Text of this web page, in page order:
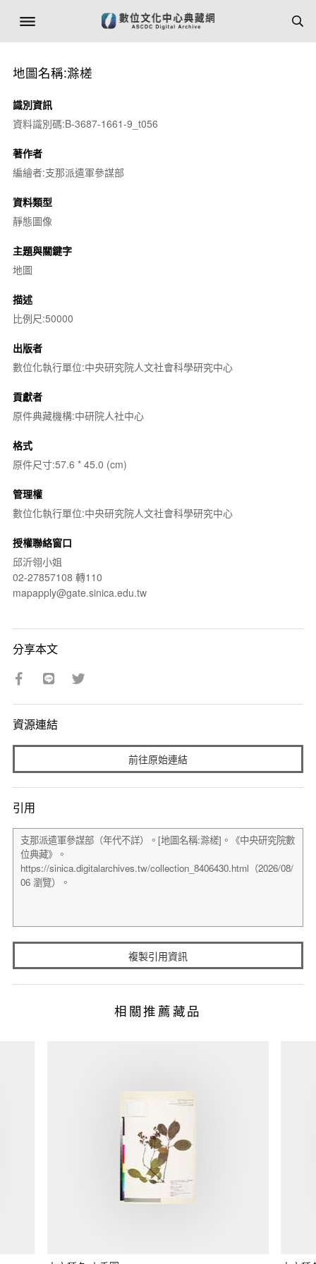
地圖名稱:滁槎
識別資訊
資料識別碼:B-3687-1661-9_t056
著作者
編繪者:支那派遣軍參謀部
資料類型
靜態圖像
主題與關鍵字
地圖
描述
比例尺:50000
出版者
數位化執行單位:中央研究院人文社會科學研究中心
貢獻者
原件典藏機構:中研院人社中心
格式
原件尺寸:57.6 * 45.0 (cm)
管理權
數位化執行單位:中央研究院人文社會科學研究中心
授權聯絡窗口
邱沂翎小姐
02-27857108 轉110
mapapply@gate.sinica.edu.tw
分享本文
資源連結
前往原始連結
引用
複製引用資訊
相關推薦藏品